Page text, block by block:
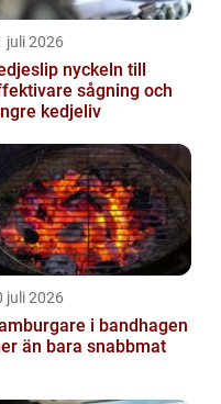
juli 2026
nyckeln till
sågning och
kedjeliv
juli 2026
i bandhagen
än bara snabbmat